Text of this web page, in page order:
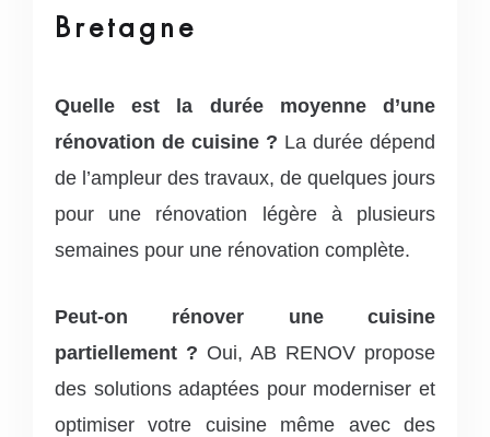
Bretagne
Quelle est la durée moyenne d’une
rénovation de cuisine ? La durée dépend
de l’ampleur des travaux, de quelques jours
pour une rénovation légère à plusieurs
semaines pour une rénovation complète.
Peut-on rénover une cuisine
partiellement ? Oui, AB RENOV propose
des solutions adaptées pour moderniser et
optimiser votre cuisine même avec des